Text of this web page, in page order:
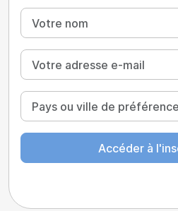
Accéder à